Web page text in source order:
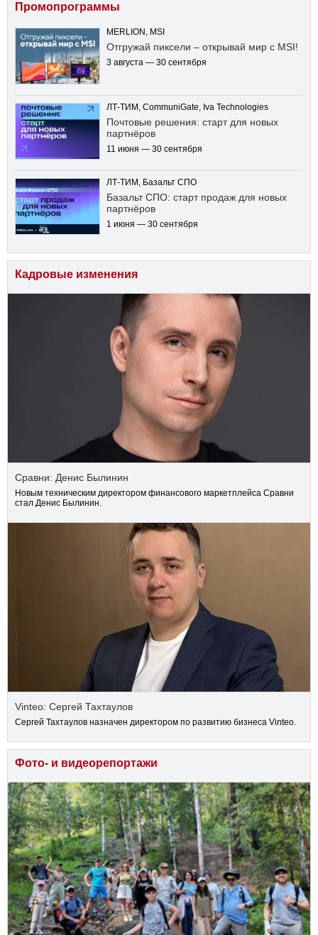
Промопрограммы
MERLION, MSI
Отгружай пиксели – открывай мир с MSI!
3 августа — 30 сентября
ЛТ-ТИМ, CommuniGate, Iva Technologies
Почтовые решения: старт для новых
партнёров
11 июня — 30 сентября
ЛТ-ТИМ, Базальт СПО
Базальт СПО: старт продаж для новых
партнёров
1 июня — 30 сентября
Кадровые изменения
Сравни: Денис Былинин
Новым техническим директором финансового маркетплейса Сравни
стал Денис Былинин.
Vinteo: Сергей Тахтаулов
Сергей Тахтаулов назначен директором по развитию бизнеса Vinteo.
Фото- и видеорепортажи